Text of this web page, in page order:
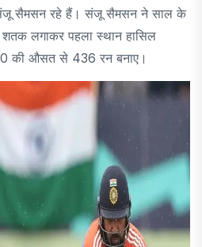
संजू सैमसन रहे हैं। संजू सैमसन ने साल के
लगाकर पहला स्थान हासिल
की औसत से 436 रन बनाए।